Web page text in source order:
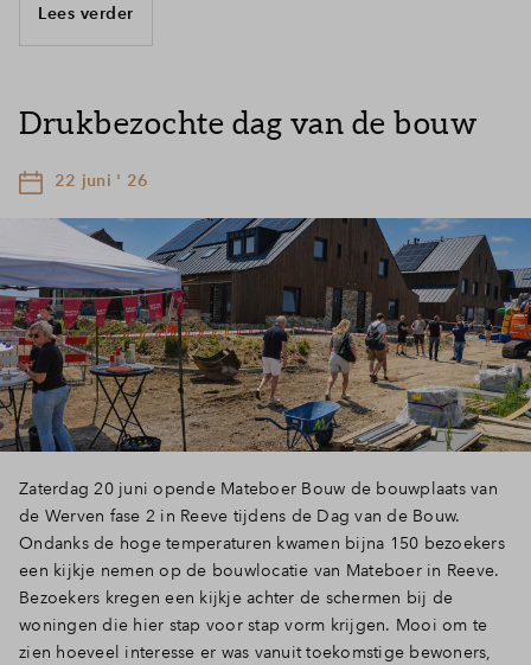
Lees verder
Drukbezochte dag van de bouw
22 juni ' 26
Zaterdag 20 juni opende Mateboer Bouw de bouwplaats van
de Werven fase 2 in Reeve tijdens de Dag van de Bouw.
Ondanks de hoge temperaturen kwamen bijna 150 bezoekers
een kijkje nemen op de bouwlocatie van Mateboer in Reeve.
Bezoekers kregen een kijkje achter de schermen bij de
woningen die hier stap voor stap vorm krijgen. Mooi om te
zien hoeveel interesse er was vanuit toekomstige bewoners,